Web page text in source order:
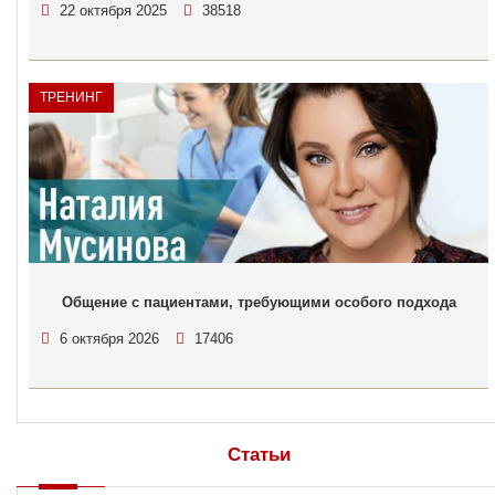
22 октября 2025 38518
ТРЕНИНГ
Общение с пациентами, требующими особого подхода
6 октября 2026 17406
Статьи